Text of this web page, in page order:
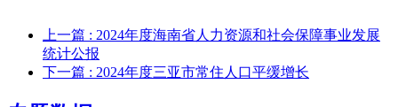
上一篇 : 2024年度海南省人力资源和社会保障事业发展
统计公报
下一篇 : 2024年度三亚市常住人口平缓增长